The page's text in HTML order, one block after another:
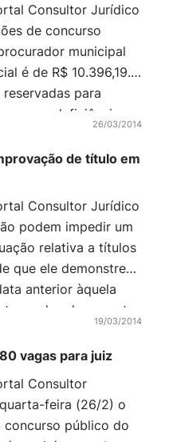
Consultor Jurídico
de concurso
municipal
é de R$ 10.396,19.
para
com deficiência.
ser bacharel em
26/03/2014
de título em
Consultor Jurídico
podem impedir um
relativa a títulos
que ele demonstre
anterior àquela
dos documentos
Esse foi o
2ª […]
19/03/2014
vagas para juiz
Consultor
feira (26/2) o
concurso público do